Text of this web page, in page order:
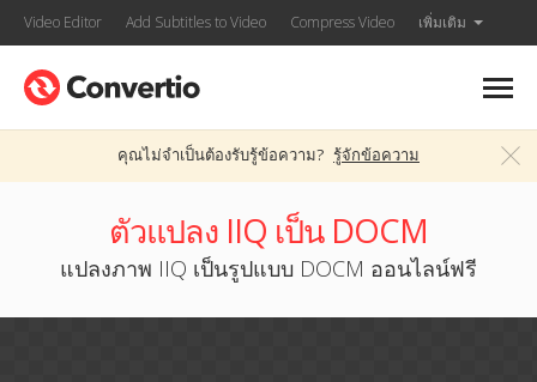
Video Editor Add Subtitles to Video Compress Video เพิ่มเติม
คุณไม่จำเป็นต้องรับรู้ข้อความ? รู้จักข้อความ
ตัวแปลง IIQ เป็น DOCM
แปลงภาพ IIQ เป็นรูปแบบ DOCM ออนไลน์ฟรี